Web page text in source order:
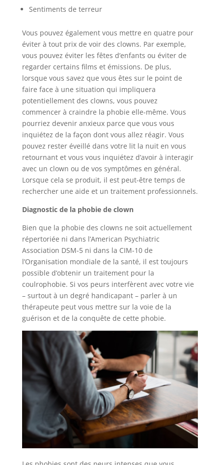
Sentiments de terreur
Vous pouvez également vous mettre en quatre pour
éviter à tout prix de voir des clowns. Par exemple,
vous pouvez éviter les fêtes d’enfants ou éviter de
regarder certains films et émissions. De plus,
lorsque vous savez que vous êtes sur le point de
faire face à une situation qui impliquera
potentiellement des clowns, vous pouvez
commencer à craindre la phobie elle-même. Vous
pourriez devenir anxieux parce que vous vous
inquiétez de la façon dont vous allez réagir. Vous
pouvez rester éveillé dans votre lit la nuit en vous
retournant et vous vous inquiétez d’avoir à interagir
avec un clown ou de vos symptômes en général.
Lorsque cela se produit, il est peut-être temps de
rechercher une aide et un traitement professionnels.
Diagnostic de la phobie de clown
Bien que la phobie des clowns ne soit actuellement
répertoriée ni dans l’American Psychiatric
Association DSM-5 ni dans la CIM-10 de
l’Organisation mondiale de la santé, il est toujours
possible d’obtenir un traitement pour la
coulrophobie. Si vos peurs interfèrent avec votre vie
– surtout à un degré handicapant – parler à un
thérapeute peut vous mettre sur la voie de la
guérison et de la conquête de cette phobie.